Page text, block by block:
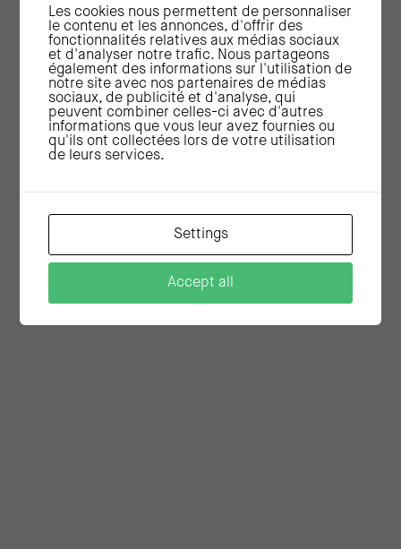
Les cookies nous permettent de personnaliser
le contenu et les annonces, d'offrir des
fonctionnalités relatives aux médias sociaux
et d'analyser notre trafic. Nous partageons
également des informations sur l'utilisation de
notre site avec nos partenaires de médias
sociaux, de publicité et d'analyse, qui
peuvent combiner celles-ci avec d'autres
informations que vous leur avez fournies ou
qu'ils ont collectées lors de votre utilisation
de leurs services.
Settings
Accept all